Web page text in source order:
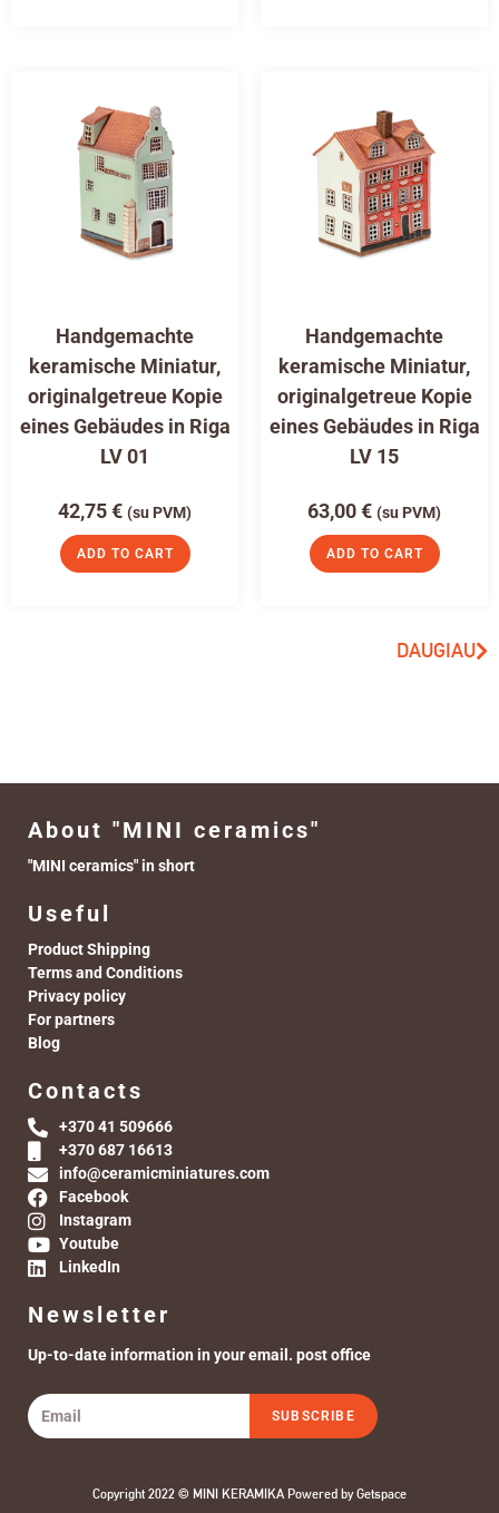
Handgemachte
keramische Miniatur,
originalgetreue Kopie
eines Gebäudes in Riga
LV 01
42,75€ (su PVM)
ADD TO CART
Handgemachte
keramische Miniatur,
originalgetreue Kopie
eines Gebäudes in Riga
LV 15
63,00€ (su PVM)
ADD TO CART
DAUGIAU
About "MINI ceramics"
"MINI ceramics" in short
Useful
Product Shipping
Terms and Conditions
Privacy policy
For partners
Blog
Contacts
+370 41 509666
+370 687 16613
info@ceramicminiatures.com
Facebook
Instagram
Youtube
LinkedIn
Newsletter
Up-to-date information in your email. post office
SUBSCRIBE
Copyright 2022 © MINI KERAMIKA Powered byGetspace